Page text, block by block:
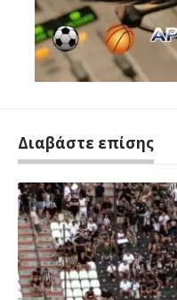
Διαβάστε επίσης